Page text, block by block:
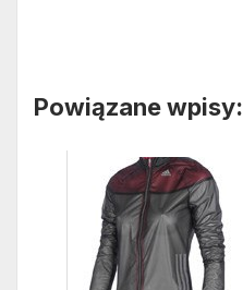
Powiązane wpisy: